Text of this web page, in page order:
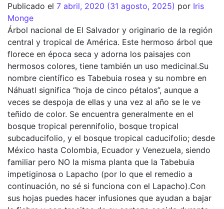
Publicado el 7 abril, 2020 (31 agosto, 2025) por Iris
Monge
Árbol nacional de El Salvador y originario de la región
central y tropical de América. Este hermoso árbol que
florece en época seca y adorna los paisajes con
hermosos colores, tiene también un uso medicinal.Su
nombre científico es Tabebuia rosea y su nombre en
Náhuatl significa “hoja de cinco pétalos”, aunque a
veces se despoja de ellas y una vez al año se le ve
teñido de color. Se encuentra generalmente en el
bosque tropical perennifolio, bosque tropical
subcaducifolio, y el bosque tropical caducifolio; desde
México hasta Colombia, Ecuador y Venezuela, siendo
familiar pero NO la misma planta que la Tabebuia
impetiginosa o Lapacho (por lo que el remedio a
continuación, no sé si funciona con el Lapacho).Con
sus hojas puedes hacer infusiones que ayudan a bajar